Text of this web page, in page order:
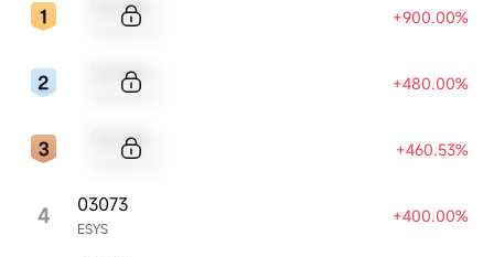
+900.00%
+480.00%
+460.53%
4 ESYS
03073 +400.00%